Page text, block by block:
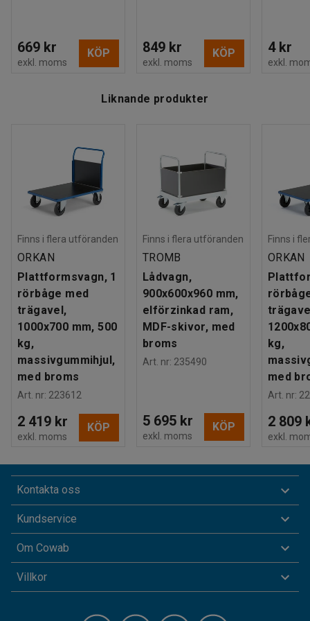
669 kr
exkl. moms
KÖP 849 kr
exkl. moms
KÖP 4 kr
exkl.
Liknande produkter
Finns i flera utföranden
ORKAN
Plattformsvagn, 1
rörbåge med
trägavel,
1000x700 mm, 500
kg,
massivgummihjul,
med broms
Art. nr: 223612
2 419 kr
exkl. moms
KÖP
Finns i flera utföranden
TROMB
Lådvagn,
900x600x960 mm,
elförzinkad ram,
MDF-skivor, med
broms
Art. nr: 235490
5 695 kr
exkl. moms
KÖP
Finns i
ORKAN
kg,
med
Art. nr:
2 809
exkl.
Kontakta oss
Kundservice
Om Cowab
Villkor